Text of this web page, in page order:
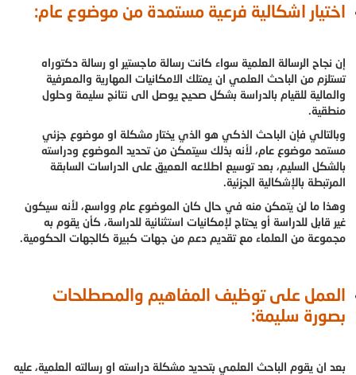
اختيار اشكالية فرعية مستمدة من موضوع عام:
إن نجاح الرسالة العلمية سواء كانت رسالة ماجستير او رسالة دكتوراه
تستلزم من الباحث العلمي ان يمتلك الامكانيات المهارية والمعرفية
والمالية للقيام بالدراسة بشكل صحيح يوصل الى نتائج سليمة وحلول
منطقية.
وبالتالي فإن الباحث الذكي هو الذي يختار مشكلة او موضوع جزئي
مستمد موضوع عام، لأنه بذلك سيتمكن من تحديد الموضوع ودراسته
بالشكل السليم، بعد توسيع اطلاعه العميق على الدراسات السابقة
المرتبطة بالإشكالية الجزئية.
وهذا ما لن يتمكن منه في حال كان الموضوع عام وواسع، لأنه سيكون
غير قابل للدراسة أو يحتاج لإمكانيات استثنائية للدراسة، كأن يقوم به
مجموعة من العلماء مع تقديم دعم من جهات كبيرة كالجهات الحكومية.
العمل على توظيف المفاهيم والمصطلحات
بصورة سليمة:
بعد ان يقوم الباحث العلمي بتحديد مشكلة دراسته او رسالته العلمية، عليه